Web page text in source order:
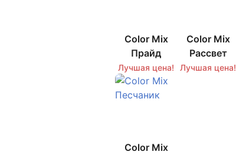
Color Mix
Прайд
Лучшая цена!
Color Mix
Рассвет
Лучшая цена!
Color Mix